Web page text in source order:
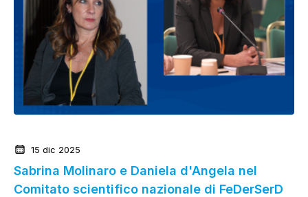
15 dic 2025
Sabrina Molinaro e Daniela d'Angela nel
Comitato scientifico nazionale di FeDerSerD